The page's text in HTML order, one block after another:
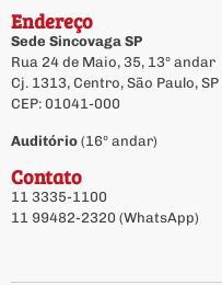
Endereço
Sede Sincovaga SP
Rua 24 de Maio, 35, 13º andar
Cj. 1313, Centro, São Paulo, SP
CEP: 01041-000
Auditório (16º andar)
Contato
11 3335-1100
11 99482-2320 (WhatsApp)